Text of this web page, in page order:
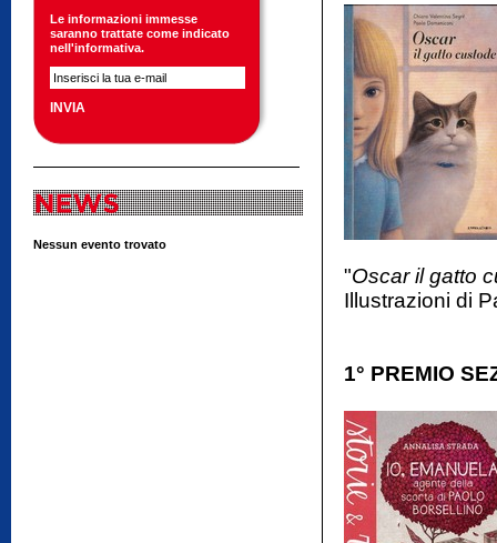
Le informazioni immesse
saranno trattate come indicato
nell'informativa.
Nessun evento trovato
"Oscar il gatto
Illustrazioni di
1° PREMIO